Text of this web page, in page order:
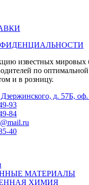
известных мировых
по оптимальной
и в розницу.
Дзержинского, д. 57Б,
93
84
40
МАТЕРИАЛЫ
ХИМИЯ